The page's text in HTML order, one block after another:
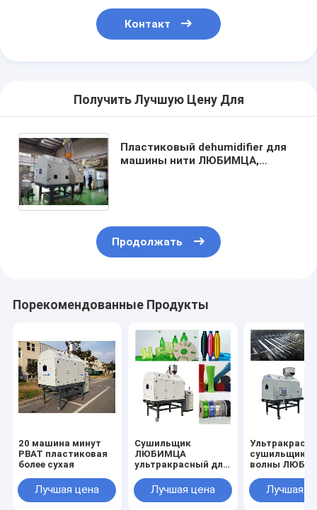
Контакт
Получить Лучшую Цену Для
Пластиковый dehumidifier для
машины нити ЛЮБИМЦА,
Продолжать
Порекомендованные Продукты
20 машина минут
PBAT пластиковая
более сухая
Лучшая цена
Сушильщик
ЛЮБИМЦА
ультракрасный для
моноволокна
любимца делая
Лучшая цена
сушильщик
волны
гофрировал
штранг-
Лучшая